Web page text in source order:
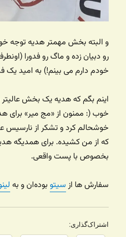
و البته بخش مهمتر هدیه توجه
رو دبیان زده و ماگ رو فدورا
خودم دارم می بینم!) به امید یک فدورا
اینم بگم که هدیه یک بخش
خوب (: ممنون از «مج میر» برای
خوشحالم کرد و تشکر از نارسیس
که از من کشیده. برای همدیگه
بخصوص با پست واقعی.
سفارش ها از سیتو بوده‌ان و به
اشتراک‌گذاری: